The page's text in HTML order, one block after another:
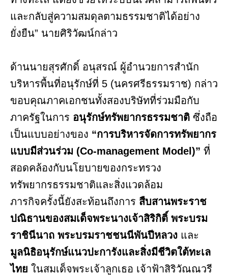
และกลับสู่ความสมดุลตามธรรมชาติได้อย่าง
ยั่งยืน” นายศิริวัฒน์กล่าว
ด้านนายสุรศักดิ์ อนุสรณ์ ผู้อำนวยการสำนัก
บริหารพื้นที่อนุรักษ์ที่ 5 (นครศรีธรรมราช) กล่าว
ขอบคุณภาคเอกชนทั้งสองบริษัทที่ร่วมมือกับ
ภาครัฐในการ อนุรักษ์ทรัพยากรธรรมชาติ ซึ่งถือ
เป็นแบบอย่างของ “การบริหารจัดการทรัพยากร
แบบมีส่วนร่วม (Co-management Model)” ที่
สอดคล้องกับนโยบายของกระทรวง
ทรัพยากรธรรมชาติและสิ่งแวดล้อม
ภารกิจครั้งนี้ยังสะท้อนถึงการ สืบสานพระราช
ปณิธานของสมเด็จพระนางเจ้าสิริกิติ์ พระบรม
ราชินีนาถ พระบรมราชชนนีพันปีหลวง และ
มูลนิธิอนุรักษ์แนวปะการังและสิ่งมีชีวิตใต้ทะเล
ไทย ในสมเด็จพระเจ้าลูกเธอ เจ้าฟ้าสิริวัณณวรี